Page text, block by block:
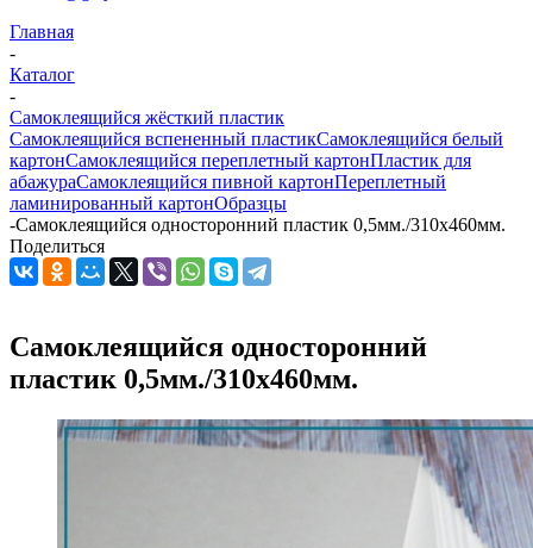
Главная
-
Каталог
-
Самоклеящийся жёсткий пластик
Самоклеящийся вспененный пластикСамоклеящийся белый
картонСамоклеящийся переплетный картонПластик для
абажураСамоклеящийся пивной картонПереплетный
ламинированный картонОбразцы
-Самоклеящийся односторонний пластик 0,5мм./310х460мм.
Поделиться
Самоклеящийся односторонний
пластик 0,5мм./310х460мм.